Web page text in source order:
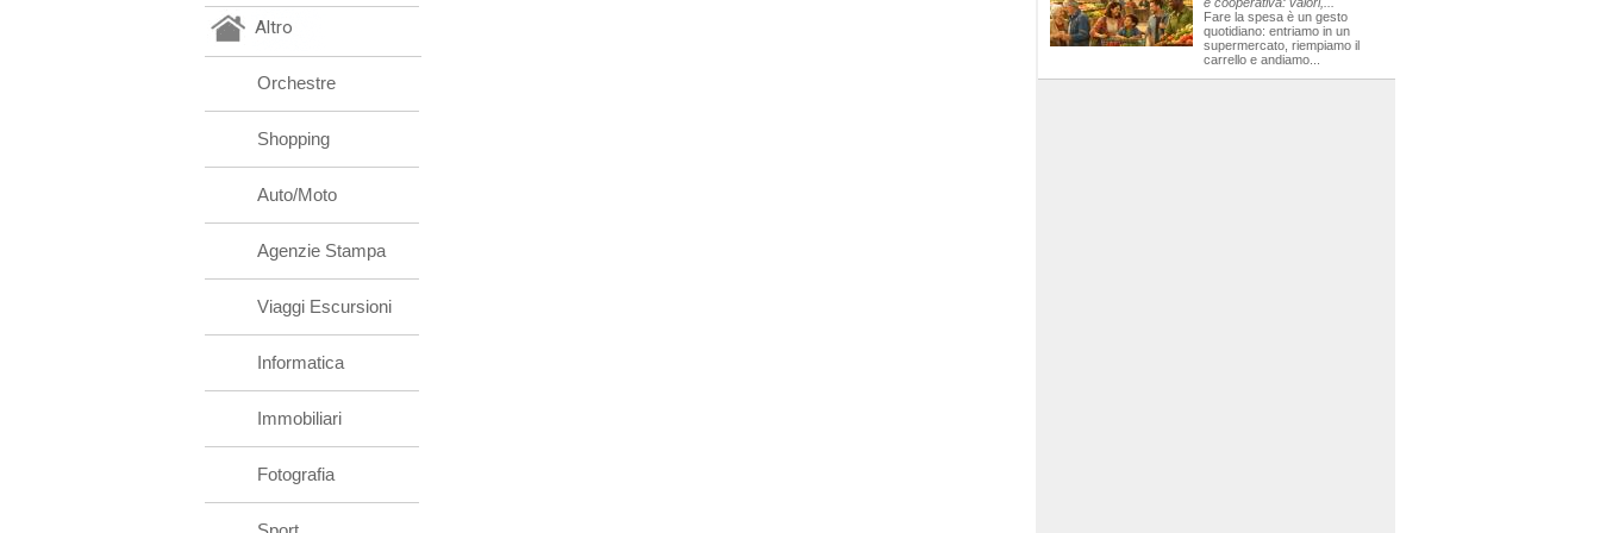
Altro
Orchestre
Shopping
Auto/Moto
Agenzie Stampa
Viaggi Escursioni
Informatica
Immobiliari
Fotografia
Fare la spesa è un gesto
quotidiano: entriamo in un
supermercato, riempiamo il
carrello e andiamo...